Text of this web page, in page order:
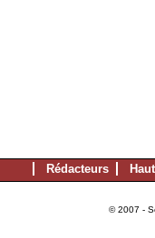
Rédacteurs
© 2007 -